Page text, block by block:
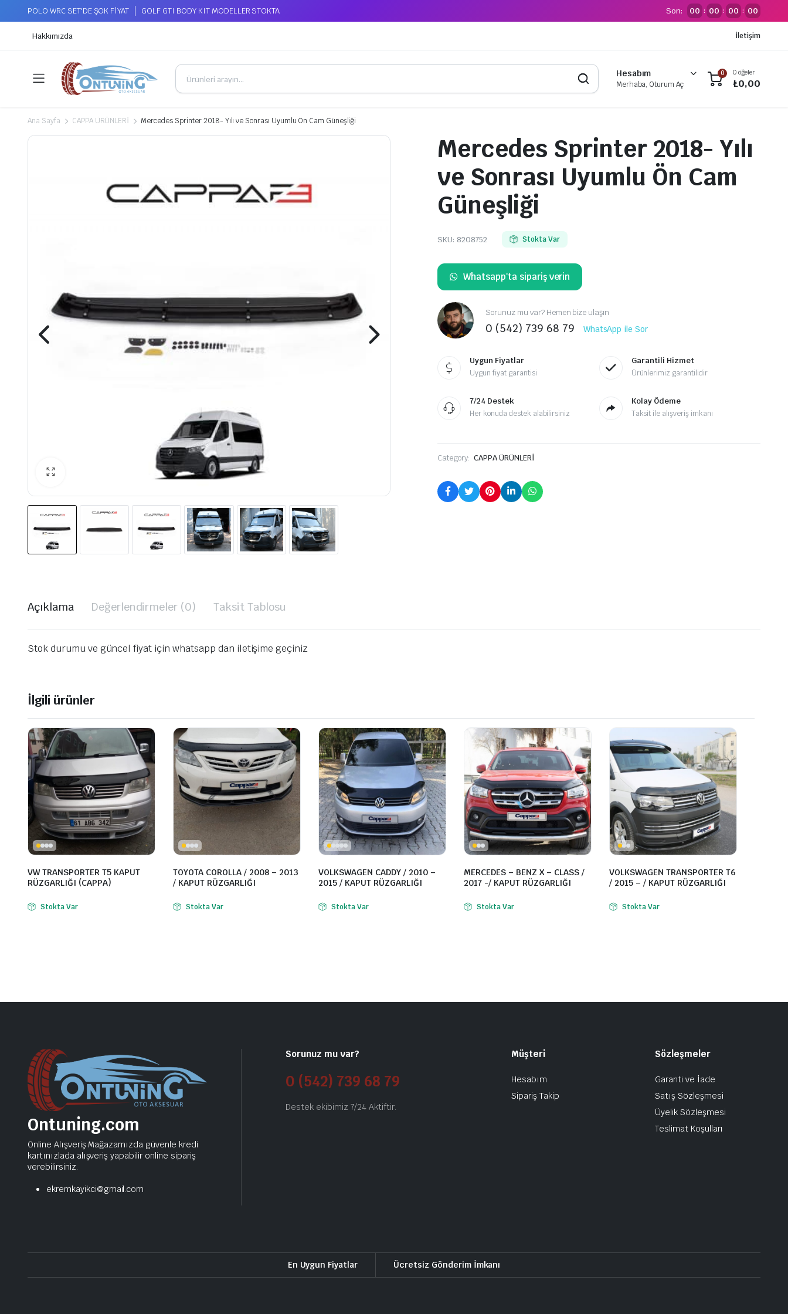
POLO WRC SET'DE ŞOK FİYAT GOLF GTI BODY KIT MODELLER STOKTA Son: 00 : 00 : 00 : 00
Hakkımızda İletişim
Hesabım
Merhaba, Oturum Aç
0 0 öğeler
₺0,00
Ana Sayfa CAPPA ÜRÜNLERİ Mercedes Sprinter 2018- Yılı ve Sonrası Uyumlu Ön Cam Güneşliği
Mercedes Sprinter 2018- Yılı
ve Sonrası Uyumlu Ön Cam
Güneşliği
SKU: 8208752 Stokta Var
Whatsapp'ta sipariş verin
Sorunuz mu var? Hemen bize ulaşın
0 (542) 739 68 79 WhatsApp ile Sor
Uygun Fiyatlar
Uygun fiyat garantisi
Garantili Hizmet
Ürünlerimiz garantilidir
7/24 Destek
Her konuda destek alabilirsiniz
Kolay Ödeme
Taksit ile alışveriş imkanı
Category: CAPPA ÜRÜNLERİ
Açıklama Değerlendirmeler (0) Taksit Tablosu
Stok durumu ve güncel fiyat için whatsapp dan iletişime geçiniz
İlgili ürünler
VW TRANSPORTER T5 KAPUT
RÜZGARLIĞI (CAPPA)
Stokta Var
TOYOTA COROLLA / 2008 – 2013
/ KAPUT RÜZGARLIĞI
Stokta Var
VOLKSWAGEN CADDY / 2010 –
2015 / KAPUT RÜZGARLIĞI
Stokta Var
MERCEDES – BENZ X – CLASS /
2017 -/ KAPUT RÜZGARLIĞI
Stokta Var
VOLKSWAGEN TRANSPORTER T6
/ 2015 – / KAPUT RÜZGARLIĞI
Stokta Var
Ontuning.com
Online Alışveriş Mağazamızda güvenle kredi
kartınızlada alışveriş yapabilir online sipariş
verebilirsiniz.
ekremkayikci@gmail.com
Sorunuz mu var?
0 (542) 739 68 79
Destek ekibimiz 7/24 Aktiftir.
Müşteri
Hesabım
Sipariş Takip
Sözleşmeler
Garanti ve İade
Satış Sözleşmesi
Üyelik Sözleşmesi
Teslimat Koşulları
En Uygun Fiyatlar Ücretsiz Gönderim İmkanı